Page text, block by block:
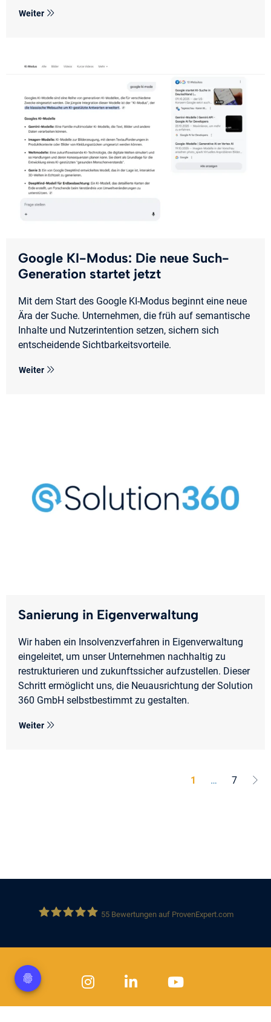
nutzen, gewinnen früh entscheidende Vorteile – direkt
Weiter
Google KI-Modus: Die neue Such-
Generation startet jetzt
Mit dem Start des Google KI-Modus beginnt eine neue
Ära der Suche. Unternehmen, die früh auf semantische
Inhalte und Nutzerintention setzen, sichern sich
entscheidende Sichtbarkeitsvorteile.
Weiter
Sanierung in Eigenverwaltung
Wir haben ein Insolvenzverfahren in Eigenverwaltung
eingeleitet, um unser Unternehmen nachhaltig zu
restrukturieren und zukunftssicher aufzustellen. Dieser
Schritt ermöglicht uns, die Neuausrichtung der Solution
360 GmbH selbstbestimmt zu gestalten.
Weiter
1 … 7
Solution 360 GmbH
55Bewertungen auf ProvenExpert.com